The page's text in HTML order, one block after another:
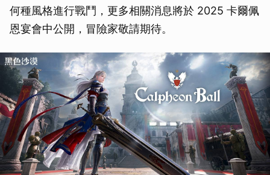
何種風格進行戰鬥，更多相關消息將於 2025 卡爾佩
恩宴會中公開，冒險家敬請期待。